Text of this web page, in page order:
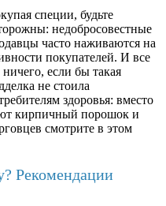
специи, будьте
недобросовестные
часто наживаются на
покупателей. И все
если бы такая
не стоила
здоровья: вместо
кирпичный порошок и
смотрите в этом
Рекомендации